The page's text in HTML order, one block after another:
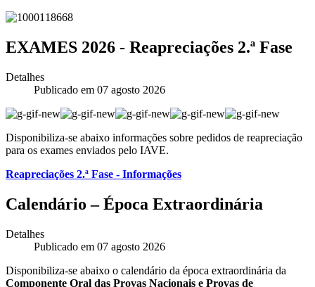
EXAMES 2026 - Reapreciações 2.ª Fase
Detalhes
Publicado em 07 agosto 2026
Disponibiliza-se abaixo informações sobre pedidos de reapreciação
para os exames enviados pelo IAVE.
Reapreciações 2.ª Fase - Informações
Calendário – Época Extraordinária
Detalhes
Publicado em 07 agosto 2026
Disponibiliza-se abaixo o calendário da época extraordinária da
Componente Oral das Provas Nacionais e Provas de